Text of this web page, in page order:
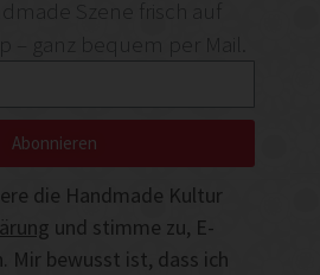
– ganz bequem per Mail.
die Handmade Kultur
und stimme zu, E-
Mir bewusst ist, dass ich
Abonnieren